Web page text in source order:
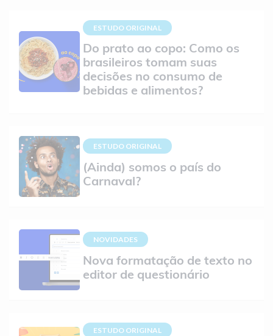
ESTUDO ORIGINAL
Do prato ao copo: Como os
brasileiros tomam suas
decisões no consumo de
bebidas e alimentos?
ESTUDO ORIGINAL
(Ainda) somos o país do
Carnaval?
NOVIDADES
Nova formatação de texto no
editor de questionário
ESTUDO ORIGINAL